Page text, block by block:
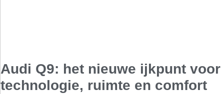
Audi Q9: het nieuwe ijkpunt voor
technologie, ruimte en comfort